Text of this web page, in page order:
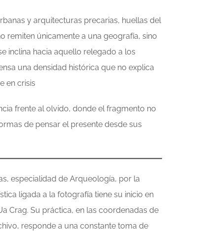
y arquitecturas precarias, huellas del
únicamente a una geografía, sino
inclina hacia aquello relegado a los
una densidad histórica que no explica
en crisis
frente al olvido, donde el fragmento no
de pensar el presente desde sus
especialidad de Arqueología, por la
ligada a la fotografía tiene su inicio en
Crag. Su práctica, en las coordenadas de
responde a una constante toma de